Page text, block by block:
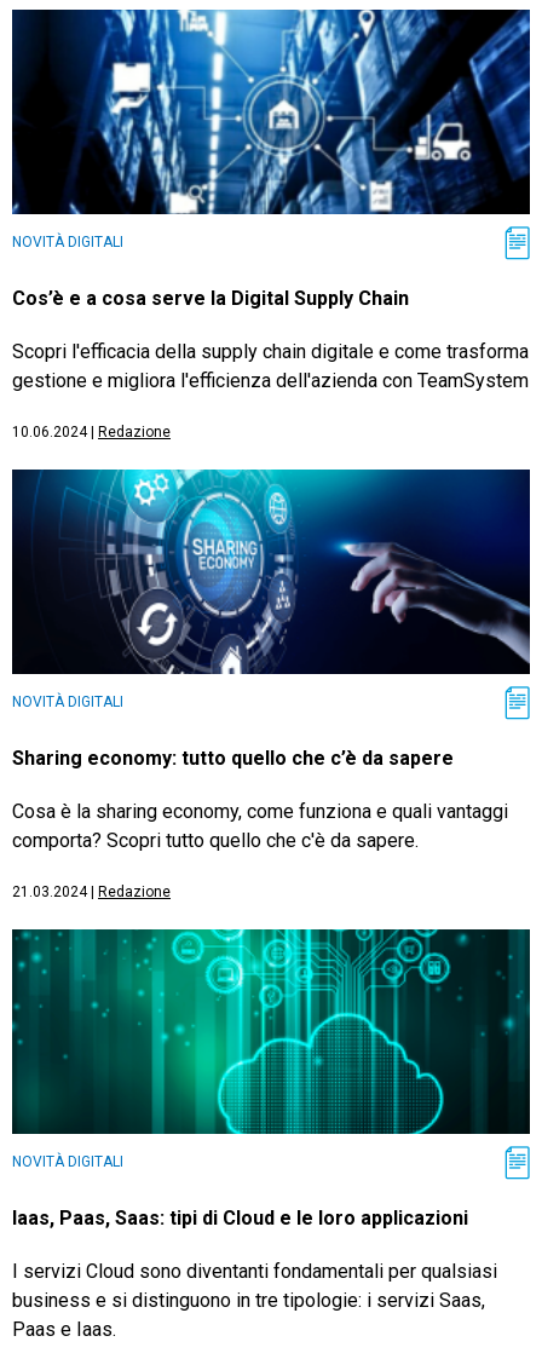
NOVITÀ DIGITALI
Cos’è e a cosa serve la Digital Supply Chain
Scopri l'efficacia della supply chain digitale e come trasforma
gestione e migliora l'efficienza dell'azienda con TeamSystem
10.06.2024| Redazione
NOVITÀ DIGITALI
Sharing economy: tutto quello che c’è da sapere
Cosa è la sharing economy, come funziona e quali vantaggi
comporta? Scopri tutto quello che c'è da sapere.
21.03.2024| Redazione
NOVITÀ DIGITALI
Iaas, Paas, Saas: tipi di Cloud e le loro applicazioni
I servizi Cloud sono diventanti fondamentali per qualsiasi
business e si distinguono in tre tipologie: i servizi Saas,
Paas e Iaas.